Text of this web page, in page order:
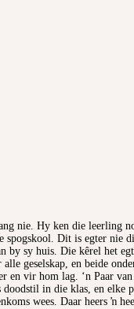
nie. Hy ken die leerling
Dit is egter
sy huis. Die kêrel het
geselskap, en beide
vir hom lag. ‘n Paar
in die klas, en elke
wees. Daar heers ŉ